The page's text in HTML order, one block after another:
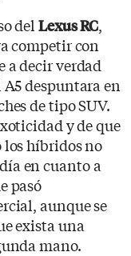
delLexus RC,
competir con
a decir verdad
despuntara en
de tipo SUV.
y de que
los híbridos no
en cuanto a
pasó
aunque se
exista una
mano.